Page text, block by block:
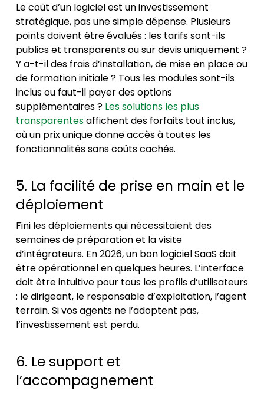
Le coût d’un logiciel est un investissement
stratégique, pas une simple dépense. Plusieurs
points doivent être évalués : les tarifs sont-ils
publics et transparents ou sur devis uniquement ?
Y a-t-il des frais d’installation, de mise en place ou
de formation initiale ? Tous les modules sont-ils
inclus ou faut-il payer des options
supplémentaires ? Les solutions les plus
transparentesaffichent des forfaits tout inclus,
où un prix unique donne accès à toutes les
fonctionnalités sans coûts cachés.
5. La facilité de prise en main et le
déploiement
Fini les déploiements qui nécessitaient des
semaines de préparation et la visite
d’intégrateurs. En 2026, un bon logiciel SaaS doit
être opérationnel en quelques heures. L’interface
doit être intuitive pour tous les profils d’utilisateurs
: le dirigeant, le responsable d’exploitation, l’agent
terrain. Si vos agents ne l’adoptent pas,
l’investissement est perdu.
6. Le support et
l’accompagnement